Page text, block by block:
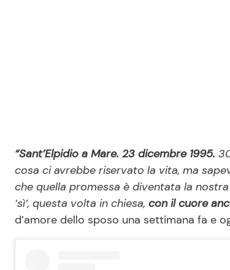
“Sant’Elpidio a Mare. 23 dicembre 1995.
cosa ci avrebbe riservato la vita, ma
che quella promessa è diventata la
‘sì’, questa volta in chiesa, con il cuore
d’amore dello sposo una settimana fa e